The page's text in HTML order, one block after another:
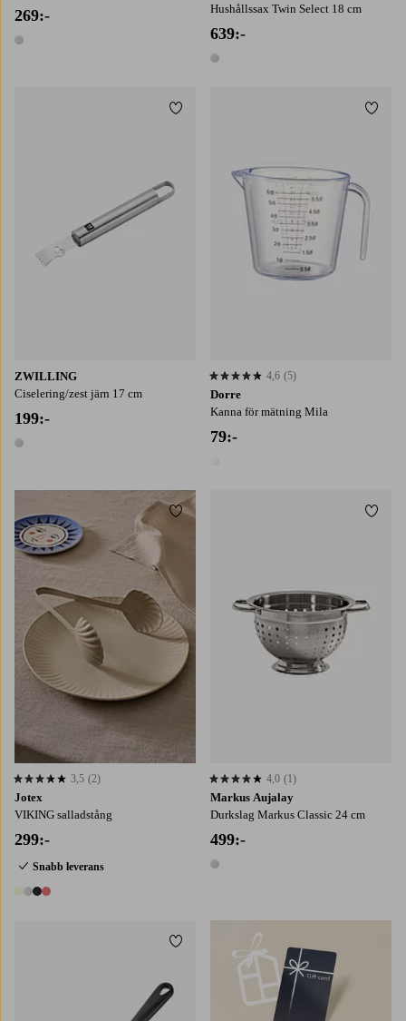
269:-
1 färg
Hushållssax Twin Select 18 cm
639:-
1 färg
ZWILLING
Ciselering/zest järn 17 cm
199:-
1 färg
Lägg till i favoriter
Dorre
Kanna för mätning Mila
79:-
4,6 baserat på 5 st betyg
4,6 (5)
Jotex
VIKING salladstång
299:-
Snabb leverans
4 färger
3,5 baserat på 2 st betyg
3,5 (2)
Lägg till i favoriter
Markus Aujalay
Durkslag Markus Classic 24 cm
499:-
1 färg
4,0 baserat på 1 st betyg
4,0 (1)
Lägg till i favoriter